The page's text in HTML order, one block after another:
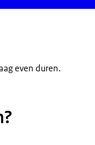
even duren.